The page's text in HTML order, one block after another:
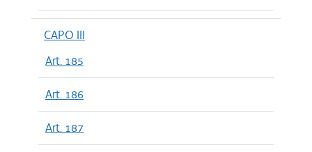
CAPO III
Art. 185
Art. 186
Art. 187